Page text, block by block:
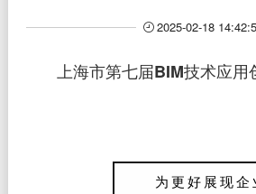
2025-02-18
上海市第七届BIM技术应用
为更好展现企